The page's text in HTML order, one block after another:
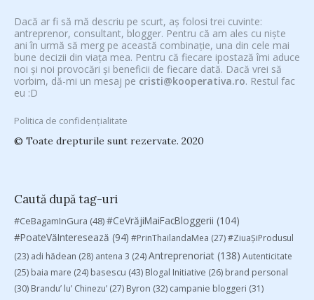
Dacă ar fi să mă descriu pe scurt, aș folosi trei cuvinte:
antreprenor, consultant, blogger. Pentru că am ales cu niște
ani în urmă să merg pe această combinație, una din cele mai
bune decizii din viața mea. Pentru că fiecare ipostază îmi aduce
noi și noi provocări și beneficii de fiecare dată. Dacă vrei să
vorbim, dă-mi un mesaj pe cristi@kooperativa.ro. Restul fac
eu :D
Politica de confidențialitate
© Toate drepturile sunt rezervate. 2020
Caută după tag-uri
#CeBagamInGura (48)#CeVrăjiMaiFacBloggerii (104)
#PoateVăInteresează (94) #PrinThailandaMea (27)#ZiuaȘiProdusul
(23) adi hădean (28) antena 3 (24)Antreprenoriat (138) Autenticitate
(25) baia mare (24) basescu (43) Blogal Initiative (26) brand personal
(30) Brandu’ lu’ Chinezu’ (27) Byron (32) campanie bloggeri (31)